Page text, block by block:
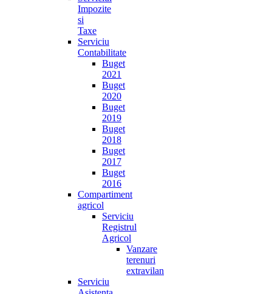
Impozite
si
Taxe
Serviciu
Contabilitate
Buget
2021
Buget
2020
Buget
2019
Buget
2018
Buget
2017
Buget
2016
Compartiment
agricol
Serviciu
Registrul
Agricol
Vanzare
terenuri
extravilan
Serviciu